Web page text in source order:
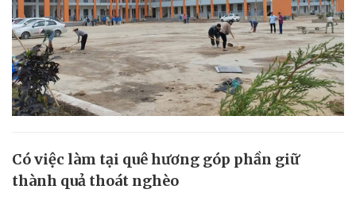
Có việc làm tại quê hương góp phần giữ
thành quả thoát nghèo